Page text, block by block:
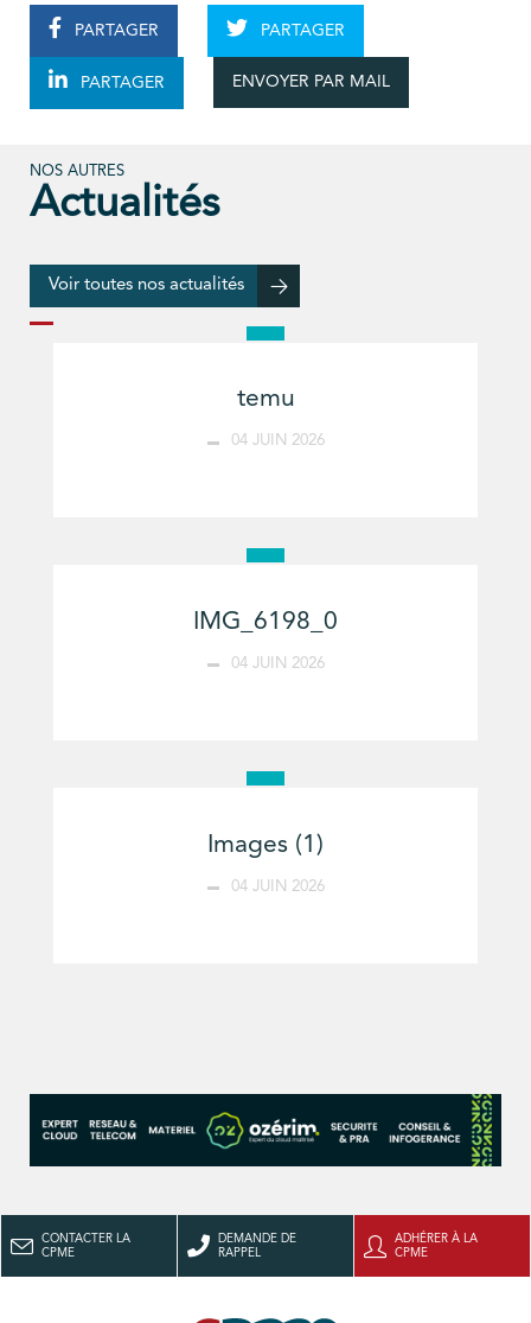
PARTAGER PARTAGER
PARTAGER ENVOYER PAR MAIL
NOS AUTRES
Actualités
Voir toutes nos actualités
temu
04 JUIN 2026
IMG_6198_0
04 JUIN 2026
Images (1)
04 JUIN 2026
CONTACTER LA
CPME
DEMANDE DE
RAPPEL
ADHÉRER À LA
CPME